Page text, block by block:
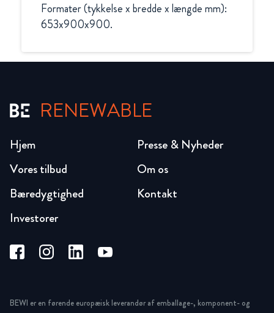
Formater (tykkelse x bredde x længde mm):
653x900x900.
RENEWABLE
Hjem
Vores tilbud
Bæredygtighed
Investorer
Presse & Nyheder
Om os
Kontakt
BEWI er en førende europæisk leverandør af emballage-, komponent- og